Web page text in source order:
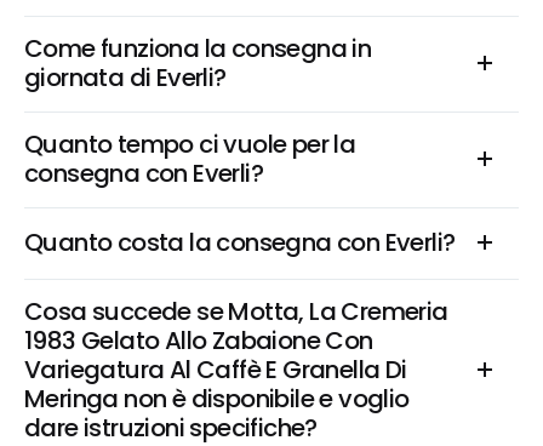
Come funziona la consegna in
giornata di Everli?
Quanto tempo ci vuole per la
consegna con Everli?
Quanto costa la consegna con Everli?
Cosa succede se Motta, La Cremeria
1983 Gelato Allo Zabaione Con
Variegatura Al Caffè E Granella Di
Meringa non è disponibile e voglio
dare istruzioni specifiche?